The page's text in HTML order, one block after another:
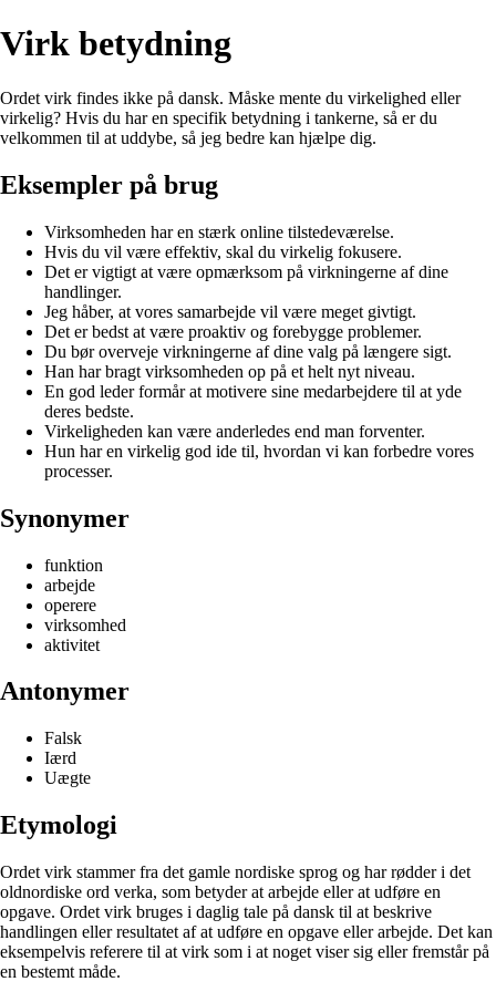
Virk betydning
Ordet virk findes ikke på dansk. Måske mente du virkelighed eller
virkelig? Hvis du har en specifik betydning i tankerne, så er du
velkommen til at uddybe, så jeg bedre kan hjælpe dig.
Eksempler på brug
Virksomheden har en stærk online tilstedeværelse.
Hvis du vil være effektiv, skal du virkelig fokusere.
Det er vigtigt at være opmærksom på virkningerne af dine
handlinger.
Jeg håber, at vores samarbejde vil være meget givtigt.
Det er bedst at være proaktiv og forebygge problemer.
Du bør overveje virkningerne af dine valg på længere sigt.
Han har bragt virksomheden op på et helt nyt niveau.
En god leder formår at motivere sine medarbejdere til at yde
deres bedste.
Virkeligheden kan være anderledes end man forventer.
Hun har en virkelig god ide til, hvordan vi kan forbedre vores
processer.
Synonymer
funktion
arbejde
operere
virksomhed
aktivitet
Antonymer
Falsk
Iærd
Uægte
Etymologi
Ordet virk stammer fra det gamle nordiske sprog og har rødder i det
oldnordiske ord verka, som betyder at arbejde eller at udføre en
opgave. Ordet virk bruges i daglig tale på dansk til at beskrive
handlingen eller resultatet af at udføre en opgave eller arbejde. Det kan
eksempelvis referere til at virk som i at noget viser sig eller fremstår på
en bestemt måde.